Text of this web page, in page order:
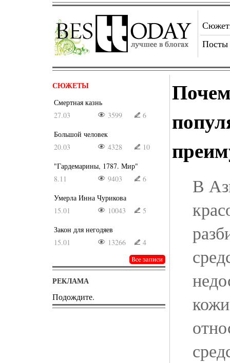
Посты
СЮЖЕТЫ
Смертная казнь
27.03
3599
6
Большой человек
20.03
4328
10
"Гардемарины, 1787. Мир"
8.11
9403
6
Умерла Инна Чурикова
15.01
10043
5
Закон для негодяев
15.01
13266 4
РЕКЛАМА
Подождите.
В